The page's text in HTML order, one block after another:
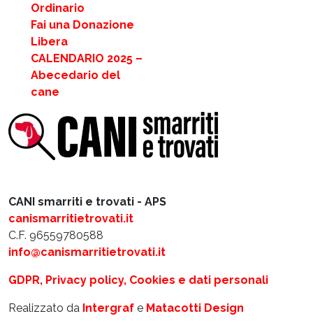
CANI smarriti e trovati - APS
canismarritietrovati.it
C.F. 96559780588
info@canismarritietrovati.it
GDPR, Privacy policy, Cookies e dati personali
Realizzato da Intergraf e Matacotti Design
Ordinario
Fai una Donazione
Libera
CALENDARIO 2025 –
Abecedario del
cane